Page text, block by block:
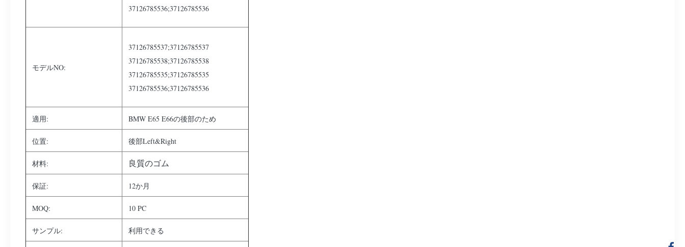
37126785536;37126785536
モデルNO:
37126785537;37126785537
37126785538;37126785538
37126785535;37126785535
37126785536;37126785536
適用: BMW E65 E66の後部のため
位置: 後部Left&Right
材料: 良質のゴム
保証: 12か月
MOQ: 10 PC
サンプル: 利用できる